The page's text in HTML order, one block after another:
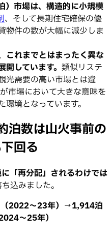
）市場は、構造的に小規模
、そして長期住宅確保の優
物件の数が大幅に減少しま
これまでとはまったく異な
しています。 類似リステ
光需要の高い市場とは違
市場において大きな意味を
境となっています。
数は山火事前の
回る
「再分配」されるわけでは
込みました。
2022〜23年） →1,914泊
〜25年）